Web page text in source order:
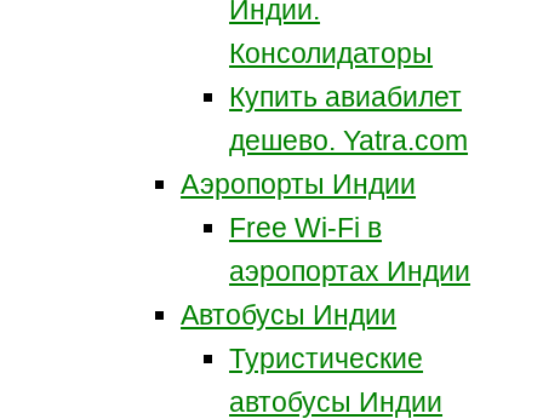
Индии.
Консолидаторы
Купить авиабилет
дешево. Yatra.com
Аэропорты Индии
Free Wi-Fi в
аэропортах Индии
Автобусы Индии
Туристические
автобусы Индии